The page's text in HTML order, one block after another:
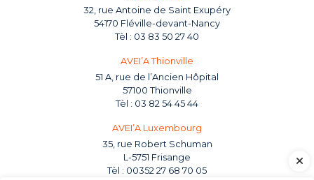
32, rue Antoine de Saint Exupéry
54170 Fléville-devant-Nancy
03 83 50 27 40
AVEI’A Thionville
51 A, rue de l’Ancien Hôpital
57100 Thionville
03 82 54 45 44
AVEI’A Luxembourg
35, rue Robert Schuman
L-5751 Frisange
00352 27 68 70 05